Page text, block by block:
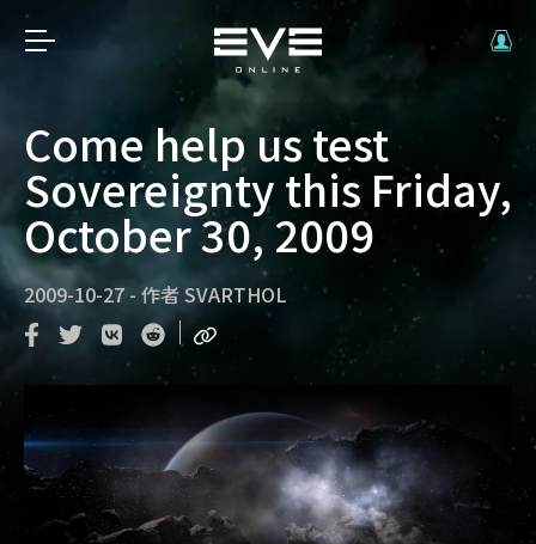
Come help us test
Sovereignty this Friday,
October 30, 2009
2009-10-27 - 作者 SVARTHOL